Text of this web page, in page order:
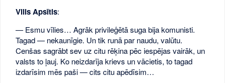
Vilis Apsītis:
— Esmu vīlies… Agrāk privileģētā suga bija komunisti.
Tagad — nekaunīgie. Un tik runā par naudu, valūtu.
Cenšas sagrābt sev uz citu rēķina pēc iespējas vairāk, un
valsts to ļauj. Ko neizdarīja krievs un vācietis, to tagad
izdarīsim mēs paši — cits citu apēdīsim…